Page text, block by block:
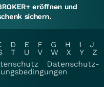
eröffnen und
sichern.
D E F G H I
J
T U V W X Y
Z
Datenschutz-